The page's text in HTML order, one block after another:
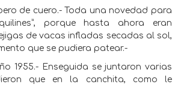
de cuero.- Toda una novedad para
porque hasta ahora eran
de vacas infladas secadas al sol,
que se pudiera patear.-
1955.- Enseguida se juntaron varias
que en la canchita, como le